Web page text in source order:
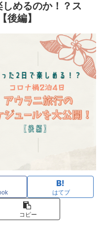
めるのか！？ス
後編】
はてブ
コピー